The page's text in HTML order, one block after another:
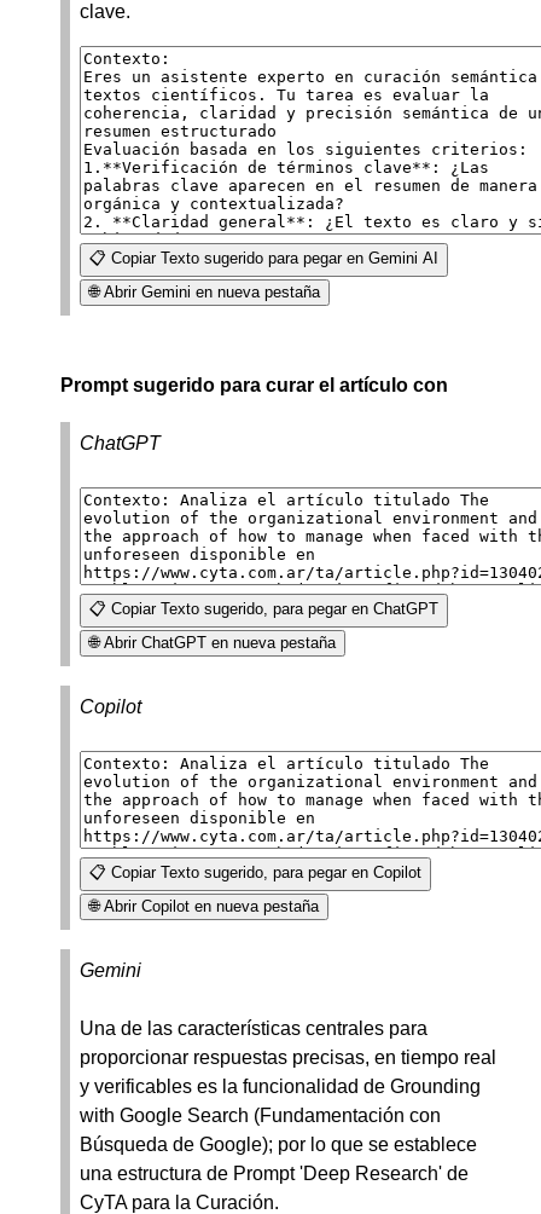
clave.
📋 Copiar Texto sugerido para pegar en Gemini AI
🌐 Abrir Gemini en nueva pestaña
Prompt sugerido para curar el artículo con
ChatGPT
📋 Copiar Texto sugerido, para pegar en ChatGPT
🌐 Abrir ChatGPT en nueva pestaña
Copilot
📋 Copiar Texto sugerido, para pegar en Copilot
🌐 Abrir Copilot en nueva pestaña
Gemini
Una de las características centrales para
proporcionar respuestas precisas, en tiempo real
y verificables es la funcionalidad de Grounding
with Google Search (Fundamentación con
Búsqueda de Google); por lo que se establece
una estructura de Prompt 'Deep Research' de
CyTA para la Curación.